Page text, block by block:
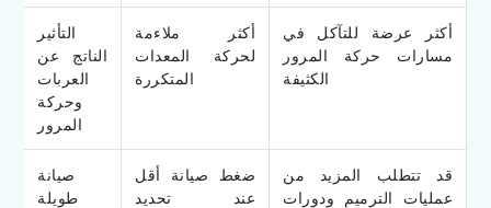
التأثير
الناتج عن
العربات
وحركة
المرور
أكثر ملاءمة
لحركة المعدات
المتكررة
أكثر عرضة للتآكل في
مسارات حركة المرور
الكثيفة
صيانة
طويلة
ضغط صيانة أقل
عند تحديد
قد تتطلب المزيد من
عمليات الترميم ودورات